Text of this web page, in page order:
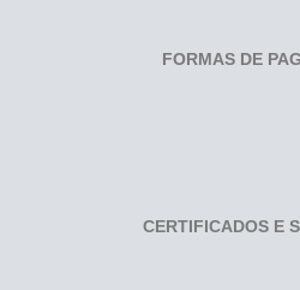
FORMAS DE
CERTIFICADOS E